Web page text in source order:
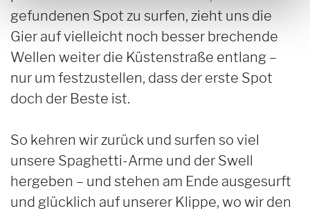
gefundenen Spot zu surfen, zieht uns die
Gier auf vielleicht noch besser brechende
Wellen weiter die Küstenstraße entlang –
nur um festzustellen, dass der erste Spot
doch der Beste ist.
So kehren wir zurück und surfen so viel
unsere Spaghetti-Arme und der Swell
hergeben – und stehen am Ende ausgesurft
und glücklich auf unserer Klippe, wo wir den